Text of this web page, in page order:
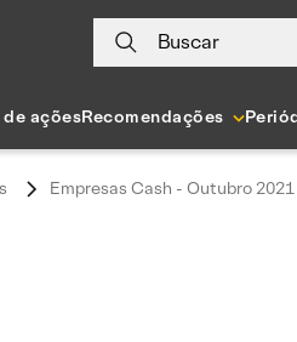
Buscar
açõesRecomendações
Empresas Cash - Outubro 2021